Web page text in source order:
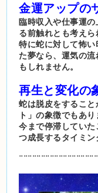
金運アップの
臨時収入や仕事運
る前触れとも考えら
特に蛇に対して怖
た夢なら、運気の
もしれません。
再生と変化の
蛇は脱皮をするこ
ト」の象徴でもあり
今まで停滞してい
つ成長するタイミン